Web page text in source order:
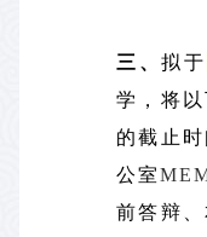
三、拟于
学，将
的截止
公室
前答辩、